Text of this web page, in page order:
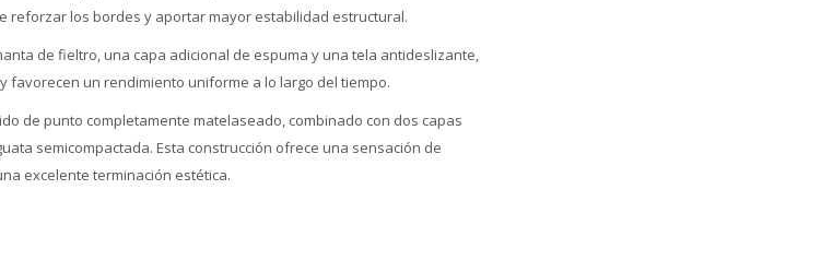
reforzar los bordes y aportar mayor estabilidad estructural.
de fieltro, una capa adicional de espuma y una tela antideslizante,
favorecen un rendimiento uniforme a lo largo del tiempo.
de punto completamente matelaseado, combinado con dos capas
semicompactada. Esta construcción ofrece una sensación de
excelente terminación estética.